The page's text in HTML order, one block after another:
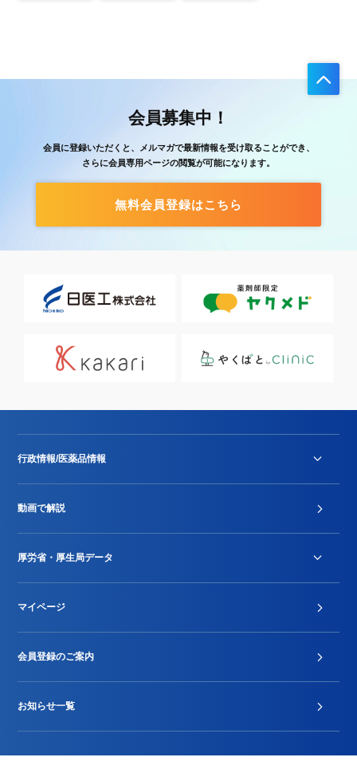
会員募集中！
会員に登録いただくと、メルマガで最新情報を受け取ることができ、
さらに会員専用ページの閲覧が可能になります。
無料会員登録はこちら
行政情報/医薬品情報
Stu-GEレポート
動画で解説
厚労省・厚生局データ
2024年度新設項目届出状況
マイページ
会員登録のご案内
お知らせ一覧